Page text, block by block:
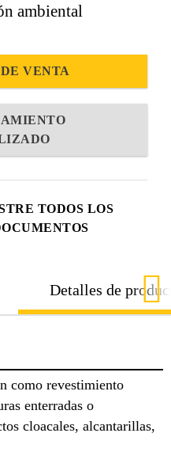
TODOS LOS
ambiental
VENTA
Detalles de
como revestimiento
enterradas o
cloacales, alcantarillas,